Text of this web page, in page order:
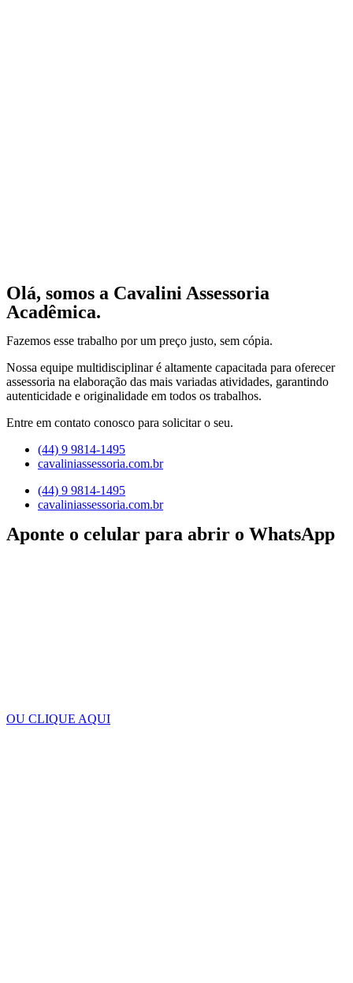
Olá, somos a Cavalini Assessoria
Acadêmica.
Fazemos esse trabalho por um preço justo, sem cópia.
Nossa equipe multidisciplinar é altamente capacitada para oferecer
assessoria na elaboração das mais variadas atividades, garantindo
autenticidade e originalidade em todos os trabalhos.
Entre em contato conosco para solicitar o seu.
(44) 9 9814-1495
cavaliniassessoria.com.br
(44) 9 9814-1495
cavaliniassessoria.com.br
Aponte o celular para abrir o WhatsApp
OU CLIQUE AQUI